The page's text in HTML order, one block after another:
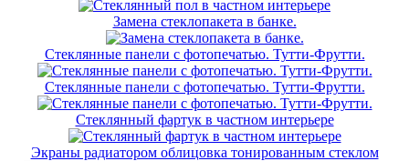
Замена стеклопакета в банке.
Стеклянные панели с фотопечатью. Тутти-Фрутти.
Стеклянные панели с фотопечатью. Тутти-Фрутти.
Стеклянный фартук в частном интерьере
Экраны радиатором облицовка тонированным стеклом